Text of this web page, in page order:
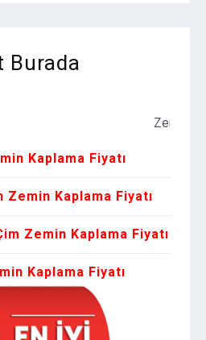
Burada
Zemin
Kaplama Fiyatı
Kaplama Fiyatı
Zemin Kaplama Fiyatı
Kaplama Fiyatı